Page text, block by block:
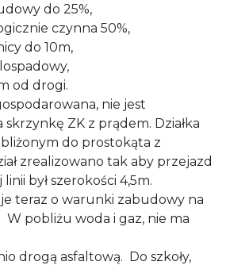
do 25%,
czynna 50%,
do 10m,
od drogi.
nie jest
ZK z prądem. Działka
do prostokąta z
zrealizowano tak aby przejazd
był szerokości 4,5m.
teraz o warunki zabudowy na
W pobliżu woda i gaz, nie ma
drogą asfaltową. Do szkoły,